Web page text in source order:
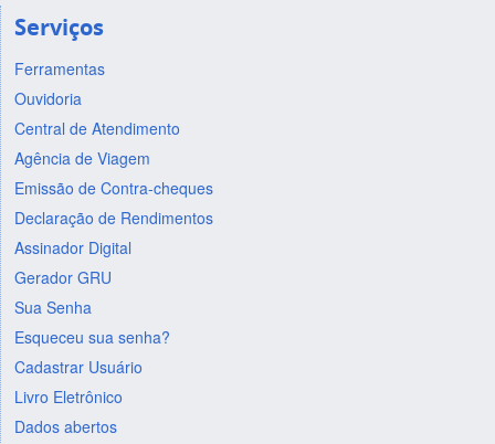
Serviços
Ferramentas
Ouvidoria
Central de Atendimento
Agência de Viagem
Emissão de Contra-cheques
Declaração de Rendimentos
Assinador Digital
Gerador GRU
Sua Senha
Esqueceu sua senha?
Cadastrar Usuário
Livro Eletrônico
Dados abertos